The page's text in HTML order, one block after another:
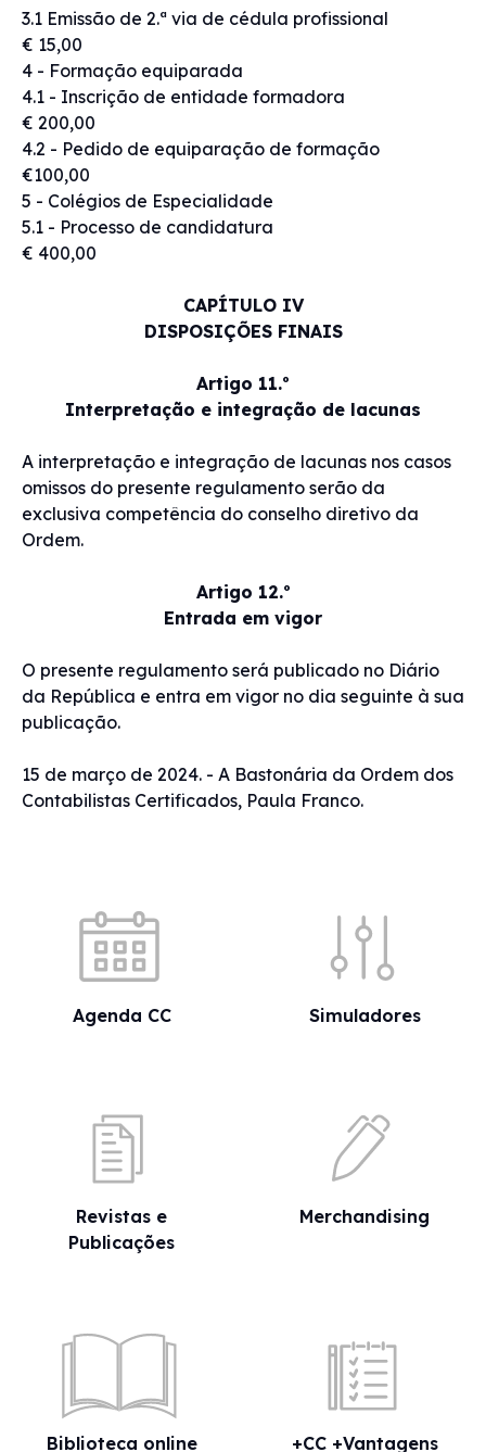
3.1 Emissão de 2.ª via de cédula profissional
€ 15,00
4 - Formação equiparada
4.1 - Inscrição de entidade formadora
€ 200,00
4.2 - Pedido de equiparação de formação
€100,00
5 - Colégios de Especialidade
5.1 - Processo de candidatura
€ 400,00
CAPÍTULO IV
DISPOSIÇÕES FINAIS
Artigo 11.º
Interpretação e integração de lacunas
A interpretação e integração de lacunas nos casos
omissos do presente regulamento serão da
exclusiva competência do conselho diretivo da
Ordem.
Artigo 12.º
Entrada em vigor
O presente regulamento será publicado no Diário
da República e entra em vigor no dia seguinte à sua
publicação.
15 de março de 2024. - A Bastonária da Ordem dos
Contabilistas Certificados, Paula Franco.
Agenda CC Simuladores
Revistas e
Publicações
Merchandising
Biblioteca online +CC +Vantagens